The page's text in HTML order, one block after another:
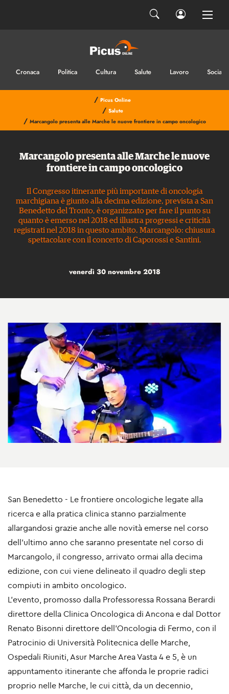
Cronaca Politica Cultura Salute Lavoro Sociale
/ Picus Online
/ Salute
/ Marcangolo presenta alle Marche le nuove frontiere in campo oncologico
Marcangolo presenta alle Marche le nuove
frontiere in campo oncologico
Il Congresso itinerante più importante di oncologia
marchigiana è giunto alla decima edizione, prevista a San
Benedetto del Tronto, è organizzato per fare il punto su
quanto è emerso nel 2018 ed illustra progressi e criticità
registrati nel 2018 in questo ambito. Marcangolo: chiusura
spettacolare con il concerto di Caporossi e Santini.
venerdì 30 novembre 2018
San Benedetto - Le frontiere oncologiche legate alla
ricerca e alla pratica clinica stanno parzialmente
allargandosi grazie anche alle novità emerse nel corso
dell’ultimo anno che saranno presentate nel corso di
Marcangolo, il congresso, arrivato ormai alla decima
edizione, con cui viene delineato il quadro degli step
compiuti in ambito oncologico.
L’evento, promosso dalla Professoressa Rossana Berardi
direttore della Clinica Oncologica di Ancona e dal Dottor
Renato Bisonni direttore dell’Oncologia di Fermo, con il
Patrocinio di Università Politecnica delle Marche,
Ospedali Riuniti, Asur Marche Area Vasta 4 e 5, è un
appuntamento itinerante che affonda le proprie radici
proprio nelle Marche, le cui città, da un decennio,